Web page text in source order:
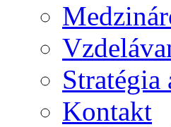
Stratégia
Kontakt